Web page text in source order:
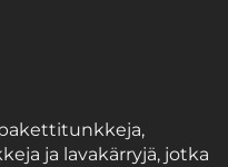
ja lavakärryjä, jotka